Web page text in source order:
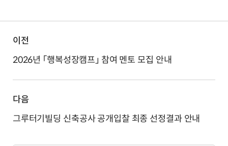
이전
2026년 「행복성장캠프」 참여 멘토 모집 안내
다음
그루터기빌딩 신축공사 공개입찰 최종 선정결과 안내